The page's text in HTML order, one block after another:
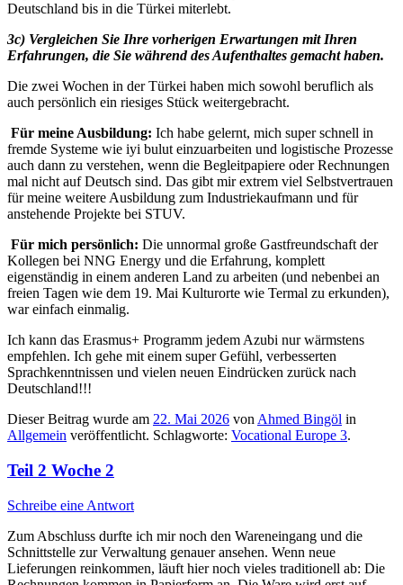
Deutschland bis in die Türkei miterlebt.
3c) Vergleichen Sie Ihre vorherigen Erwartungen mit Ihren
Erfahrungen, die Sie während des Aufenthaltes gemacht haben.
Die zwei Wochen in der Türkei haben mich sowohl beruflich als
auch persönlich ein riesiges Stück weitergebracht.
Für meine Ausbildung: Ich habe gelernt, mich super schnell in
fremde Systeme wie iyi bulut einzuarbeiten und logistische Prozesse
auch dann zu verstehen, wenn die Begleitpapiere oder Rechnungen
mal nicht auf Deutsch sind. Das gibt mir extrem viel Selbstvertrauen
für meine weitere Ausbildung zum Industriekaufmann und für
anstehende Projekte bei STUV.
Für mich persönlich: Die unnormal große Gastfreundschaft der
Kollegen bei NNG Energy und die Erfahrung, komplett
eigenständig in einem anderen Land zu arbeiten (und nebenbei an
freien Tagen wie dem 19. Mai Kulturorte wie Termal zu erkunden),
war einfach einmalig.
Ich kann das Erasmus+ Programm jedem Azubi nur wärmstens
empfehlen. Ich gehe mit einem super Gefühl, verbesserten
Sprachkenntnissen und vielen neuen Eindrücken zurück nach
Deutschland!!!
Dieser Beitrag wurde am 22. Mai 2026 von Ahmed Bingöl in
Allgemein veröffentlicht. Schlagworte: Vocational Europe 3.
Teil 2 Woche 2
Schreibe eine Antwort
Zum Abschluss durfte ich mir noch den Wareneingang und die
Schnittstelle zur Verwaltung genauer ansehen. Wenn neue
Lieferungen reinkommen, läuft hier noch vieles traditionell ab: Die